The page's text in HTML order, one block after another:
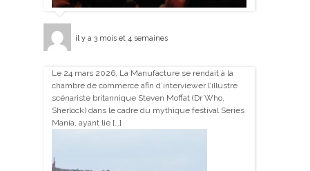
il y a 3 mois et 4 semaines
Le 24 mars 2026, La Manufacture se rendait à la
chambre de commerce afin d’interviewer l’illustre
scénariste britannique Steven Moffat (Dr Who,
Sherlock) dans le cadre du mythique festival Series
Mania, ayant lie […]